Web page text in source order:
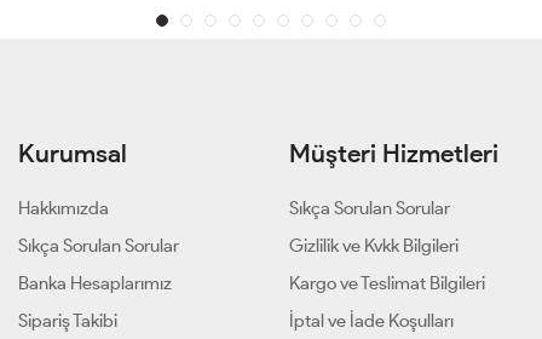
Kurumsal
Hakkımızda
Sıkça Sorulan Sorular
Banka Hesaplarımız
Sipariş Takibi
Müşteri Hizmetleri
Sıkça Sorulan Sorular
Gizlilik ve Kvkk Bilgileri
Kargo ve Teslimat Bilgileri
İptal ve İade Koşulları